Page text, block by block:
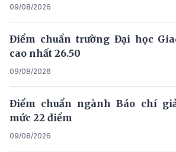
09/08/2026
Điểm chuẩn trường Đại học
cao nhất 26.50
09/08/2026
Điểm chuẩn ngành Báo chí
mức 22 điểm
09/08/2026